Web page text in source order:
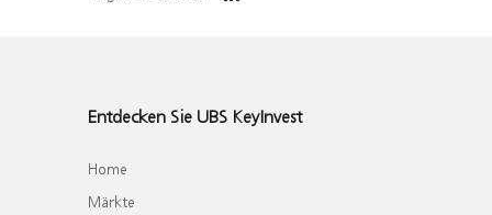
Entdecken Sie UBS KeyInvest
Home
Märkte